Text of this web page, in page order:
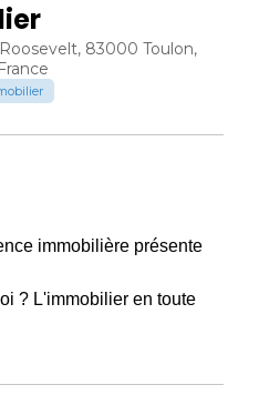
83000 Toulon,
France
immobilière présente
? L'immobilier en toute